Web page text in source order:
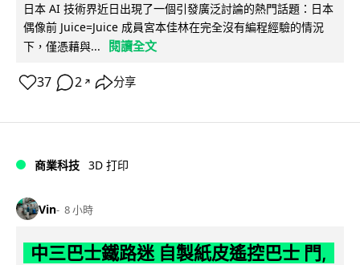
日本 AI 技術界近日出現了一個引發廣泛討論的熱門話題：日本
偶像前 Juice=Juice 成員宮本佳林在完全沒有編程經驗的情況
下，僅憑藉與...
閱讀全文
37 2 ↗ 分享
商業科技 3D 打印
Vin 8 小時
中三巴士鐵路迷 自製紙皮遙控巴士 門,